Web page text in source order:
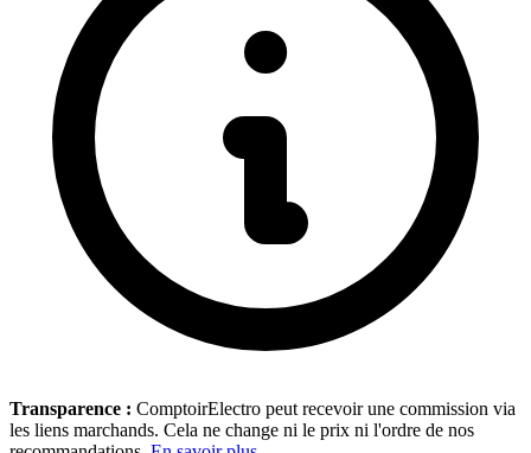
Transparence : ComptoirElectro peut recevoir une commission via
les liens marchands. Cela ne change ni le prix ni l'ordre de nos